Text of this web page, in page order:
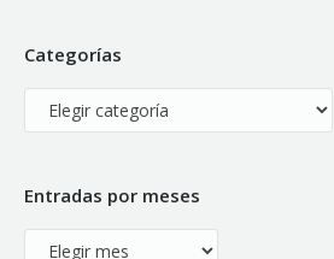
Categorías
Categorías
Entradas por meses
Entradas